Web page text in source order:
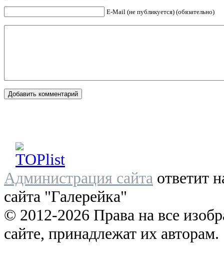
E-Mail (не публикуется) (обязательно)
Администрация сайта ответит
сайта "Галерейка"
© 2012-2026 Права на все
сайте, принадлежат их авторам.